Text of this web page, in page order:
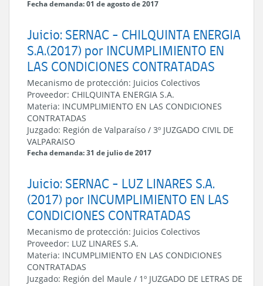
Fecha demanda: 01 de agosto de 2017
Juicio: SERNAC - CHILQUINTA ENERGIA
S.A.(2017) por INCUMPLIMIENTO EN
LAS CONDICIONES CONTRATADAS
Mecanismo de protección: Juicios Colectivos
Proveedor: CHILQUINTA ENERGIA S.A.
Materia: INCUMPLIMIENTO EN LAS CONDICIONES
CONTRATADAS
Juzgado: Región de Valparaíso / 3º JUZGADO CIVIL DE
VALPARAISO
Fecha demanda: 31 de julio de 2017
Juicio: SERNAC - LUZ LINARES S.A.
(2017) por INCUMPLIMIENTO EN LAS
CONDICIONES CONTRATADAS
Mecanismo de protección: Juicios Colectivos
Proveedor: LUZ LINARES S.A.
Materia: INCUMPLIMIENTO EN LAS CONDICIONES
CONTRATADAS
Juzgado: Región del Maule / 1º JUZGADO DE LETRAS DE